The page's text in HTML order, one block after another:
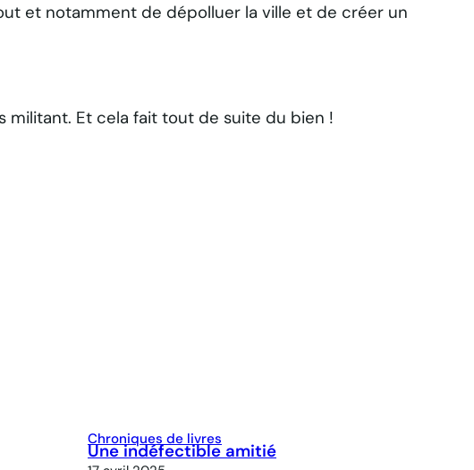
et notamment de dépolluer la ville et de créer un
militant. Et cela fait tout de suite du bien !
Chroniques de livres
Une indéfectible amitié